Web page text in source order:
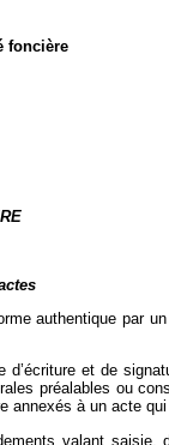
foncière
authentique par
et de
préalables ou
à un acte
valant